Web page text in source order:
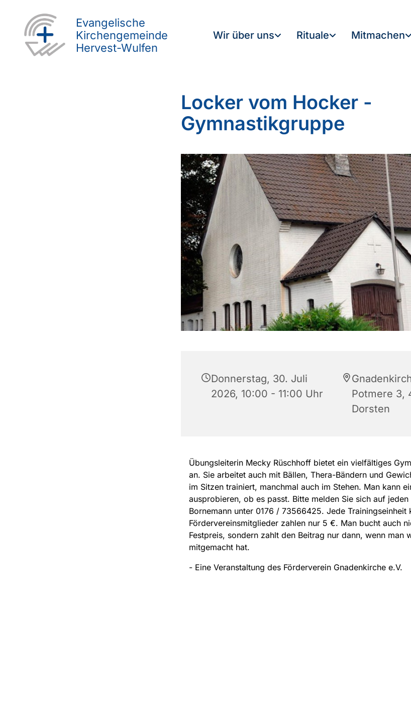
Evangelische
Kirchengemeinde
Hervest-Wulfen
Wir über uns Rituale Mitmachen
Locker vom Hocker -
Gymnastikgruppe
Donnerstag, 30. Juli
2026, 10:00 - 11:00 Uhr
Potmere 3,
Dorsten
Übungsleiterin Mecky Rüschhoff bietet ein vielfältiges
an. Sie arbeitet auch mit Bällen, Thera-Bändern und
im Sitzen trainiert, manchmal auch im Stehen. Man kann
ausprobieren, ob es passt. Bitte melden Sie sich auf jeden
Bornemann unter 0176 / 73566425. Jede Trainingseinheit
Fördervereinsmitglieder zahlen nur 5 €. Man bucht auch
Festpreis, sondern zahlt den Beitrag nur dann, wenn man
mitgemacht hat.
- Eine Veranstaltung des Förderverein Gnadenkirche e.V.